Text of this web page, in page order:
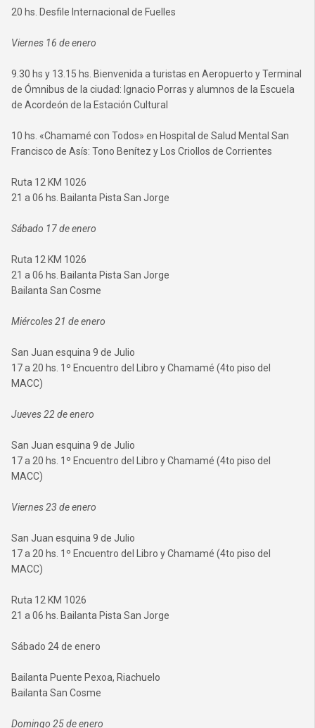
20 hs. Desfile Internacional de Fuelles
Viernes 16 de enero
9.30 hs y 13.15 hs. Bienvenida a turistas en Aeropuerto y Terminal
de Ómnibus de la ciudad: Ignacio Porras y alumnos de la Escuela
de Acordeón de la Estación Cultural
10 hs. «Chamamé con Todos» en Hospital de Salud Mental San
Francisco de Asís: Tono Benítez y Los Criollos de Corrientes
Ruta 12 KM 1026
21 a 06 hs. Bailanta Pista San Jorge
Sábado 17 de enero
Ruta 12 KM 1026
21 a 06 hs. Bailanta Pista San Jorge
Bailanta San Cosme
Miércoles 21 de enero
San Juan esquina 9 de Julio
17 a 20 hs. 1º Encuentro del Libro y Chamamé (4to piso del
MACC)
Jueves 22 de enero
San Juan esquina 9 de Julio
17 a 20 hs. 1º Encuentro del Libro y Chamamé (4to piso del
MACC)
Viernes 23 de enero
San Juan esquina 9 de Julio
17 a 20 hs. 1º Encuentro del Libro y Chamamé (4to piso del
MACC)
Ruta 12 KM 1026
21 a 06 hs. Bailanta Pista San Jorge
Sábado 24 de enero
Bailanta Puente Pexoa, Riachuelo
Bailanta San Cosme
Domingo 25 de enero